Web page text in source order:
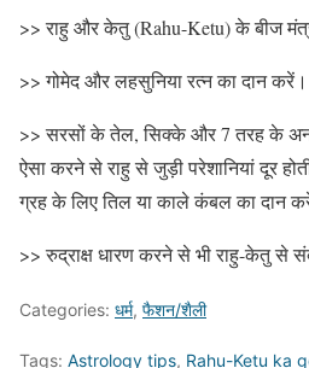
>> राहु और केतु (Rahu-Ketu) के बीज
>> गोमेद और लहसुनिया रत्न का दान करें।
>> सरसों के तेल, सिक्के और 7 तरह के
ऐसा करने से राहु से जुड़ी परेशानियां दूर
ग्रह के लिए तिल या काले कंबल का दान
>> रुद्राक्ष धारण करने से भी राहु-केतु से
Categories: धर्म, फैशन/शैली
Tags: Astrology tips, Rahu-Ketu ka